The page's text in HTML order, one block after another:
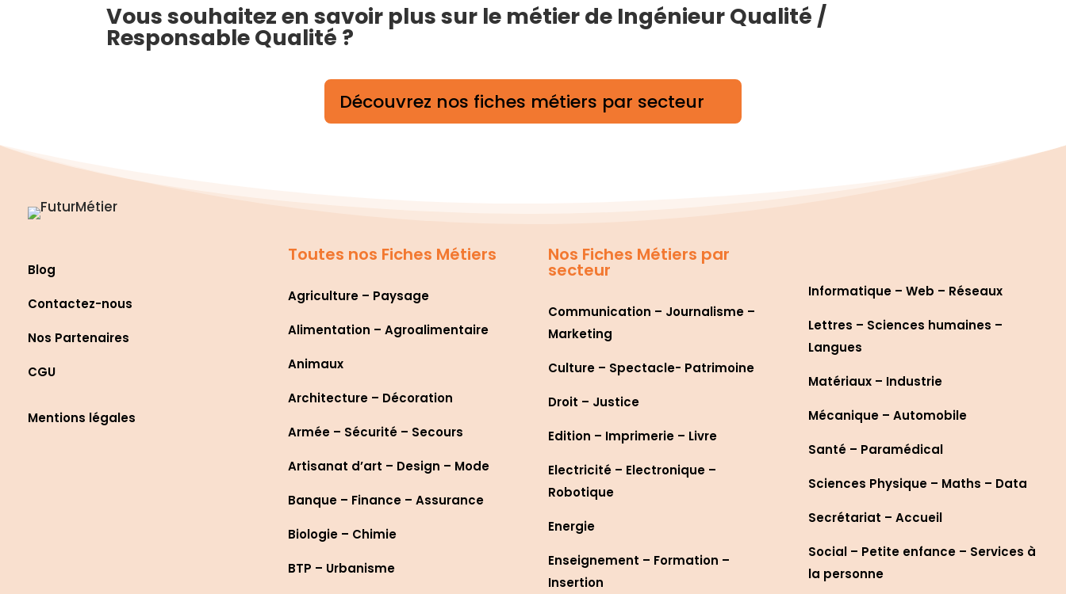
Vous souhaitez en savoir plus sur le métier de Ingénieur Qualité /
Responsable Qualité ?
Découvrez nos fiches métiers par secteur
Blog
Contactez-nous
Nos Partenaires
CGU
Mentions légales
Toutes nos Fiches Métiers
Agriculture – Paysage
Alimentation – Agroalimentaire
Animaux
Architecture – Décoration
Armée – Sécurité – Secours
Artisanat d’art – Design – Mode
Banque – Finance – Assurance
Biologie – Chimie
BTP – Urbanisme
Nos Fiches Métiers par
secteur
Communication – Journalisme –
Marketing
Culture – Spectacle- Patrimoine
Droit – Justice
Edition – Imprimerie – Livre
Electricité – Electronique –
Robotique
Energie
Enseignement – Formation –
Insertion
Informatique – Web – Réseaux
Lettres – Sciences humaines –
Langues
Matériaux – Industrie
Mécanique – Automobile
Santé – Paramédical
Sciences Physique – Maths – Data
Secrétariat – Accueil
Social – Petite enfance – Services à
la personne